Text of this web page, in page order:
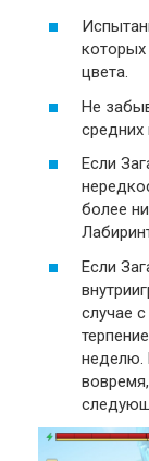
цвета.
Не
средних
Если
более
Если
случае
неделю.